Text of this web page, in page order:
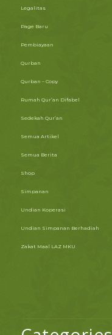
Legalitas
Page Baru
Pembiayaan
Qurban
Qurban – Copy
Rumah Qur’an Difabel
Sedekah Qur’an
Semua Artikel
Semua Berita
Shop
Simpanan
Undian Koperasi
Undian Simpanan Berhadiah
Zakat Maal LAZ MKU